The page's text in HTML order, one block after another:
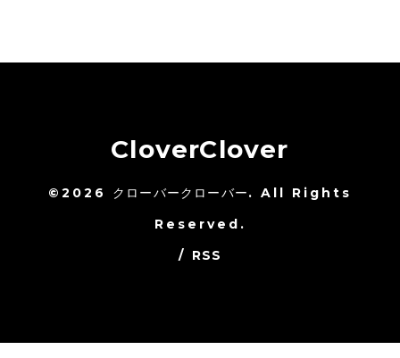
CloverClover
©2026 クローバークローバー. All Rights
Reserved.
/ RSS